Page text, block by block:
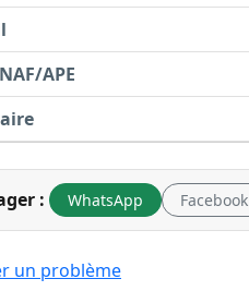
APE
: WhatsApp Facebook
un problème